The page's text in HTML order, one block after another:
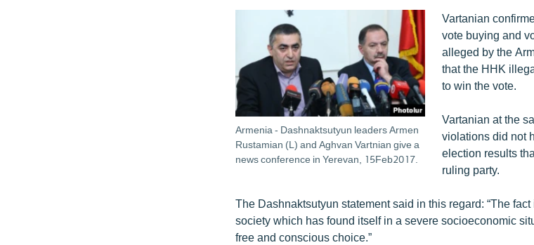
Armenia - Dashnaktsutyun leaders Armen
Rustamian (L) and Aghvan Vartnian give a
news conference in Yerevan, 15Feb2017.
Vartanian
vote buying and
alleged by the
that the HHK
to win the vote.
Vartanian at the
violations did not
election results
ruling party.
The Dashnaktsutyun statement said in this regard: “The
society which has found itself in a severe socioeconomic
free and conscious choice.”